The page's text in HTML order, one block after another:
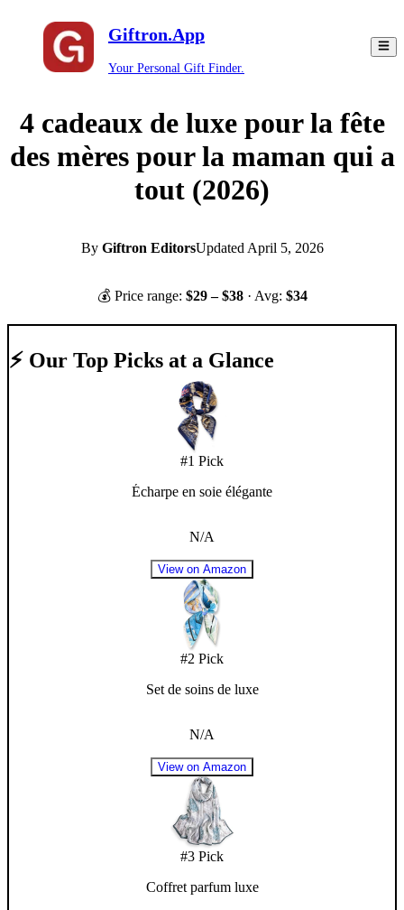
Giftron.App
Your Personal Gift Finder.
4 cadeaux de luxe pour la fête
des mères pour la maman qui a
tout (2026)
By Giftron EditorsUpdated April 5, 2026
💰 Price range: $29– $38 · Avg: $34
⚡ Our Top Picks at a Glance
#1 Pick
Écharpe en soie élégante
N/A
View on Amazon
#2 Pick
Set de soins de luxe
N/A
View on Amazon
#3 Pick
Coffret parfum luxe